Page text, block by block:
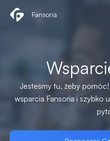
Fansoria
Jesteśmy tu, żeby
wsparcia Fansoria i szybko